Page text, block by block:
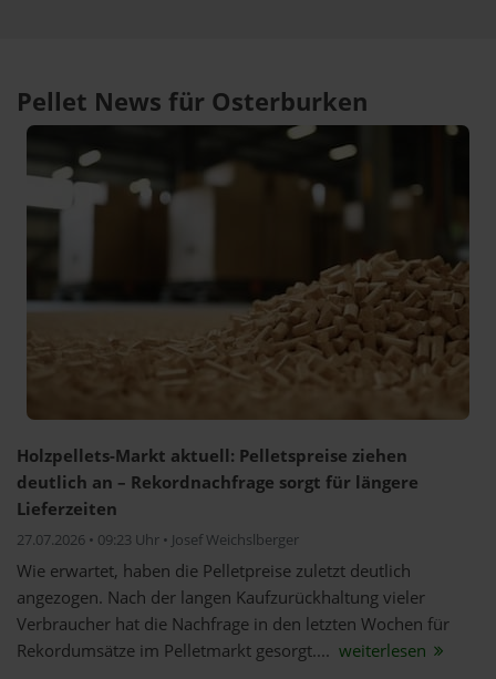
Pellet News für Osterburken
Holzpellets-Markt aktuell: Pelletspreise ziehen
deutlich an – Rekordnachfrage sorgt für längere
Lieferzeiten
27.07.2026 • 09:23 Uhr • Josef Weichslberger
Wie erwartet, haben die Pelletpreise zuletzt deutlich
angezogen. Nach der langen Kaufzurückhaltung vieler
Verbraucher hat die Nachfrage in den letzten Wochen für
Rekordumsätze im Pelletmarkt gesorgt.... weiterlesen